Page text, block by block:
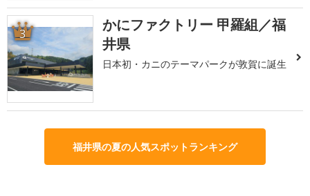
3
かにファクトリー 甲羅組／福
井県
日本初・カニのテーマパークが敦賀に誕生
福井県の夏の人気スポットランキング